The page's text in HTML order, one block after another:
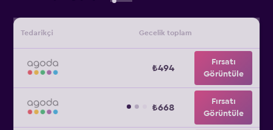
Tedarikçi Gecelik toplam
₺494
Fırsatı
Görüntüle
₺668
Fırsatı
Görüntüle